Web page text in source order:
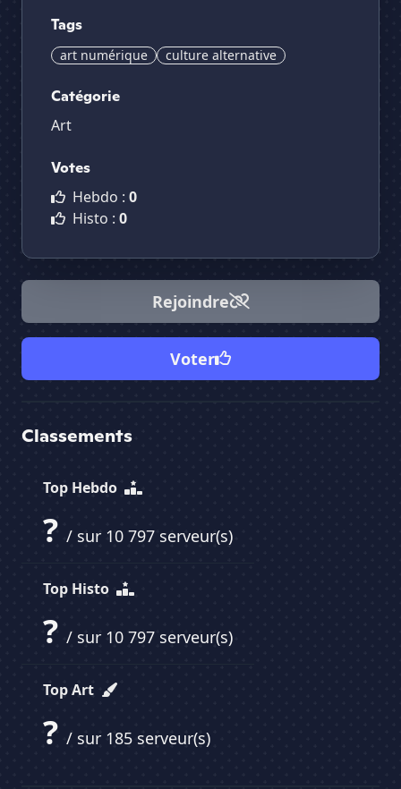
Tags
art numérique culture alternative
Catégorie
Art
Votes
Hebdo : 0
Histo : 0
Rejoindre
Voter
Classements
Top Hebdo
? / sur 10 797 serveur(s)
Top Histo
? / sur 10 797 serveur(s)
Top Art
? / sur 185 serveur(s)